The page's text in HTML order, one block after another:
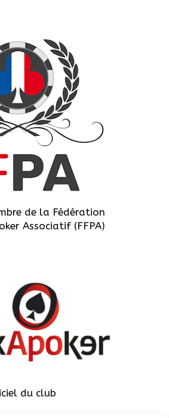
de la Fédération
Associatif (FFPA)
du club